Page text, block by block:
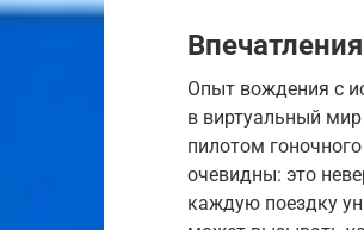
Опыт вождения с
в виртуальный
пилотом
очевидны: это
каждую поездку